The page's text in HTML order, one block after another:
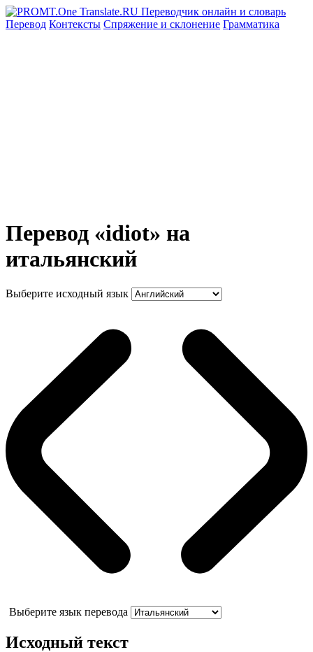
Перевод Контексты Спряжение и склонение Грамматика
Перевод «idiot» на
итальянский
Выберите исходный язык
Выберите язык перевода
Исходный текст